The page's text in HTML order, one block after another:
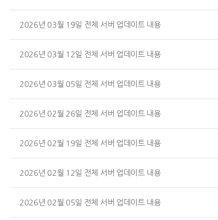
2026년 03월 19일 전체 서버 업데이트 내용
2026년 03월 12일 전체 서버 업데이트 내용
2026년 03월 05일 전체 서버 업데이트 내용
2026년 02월 26일 전체 서버 업데이트 내용
2026년 02월 19일 전체 서버 업데이트 내용
2026년 02월 12일 전체 서버 업데이트 내용
2026년 02월 05일 전체 서버 업데이트 내용